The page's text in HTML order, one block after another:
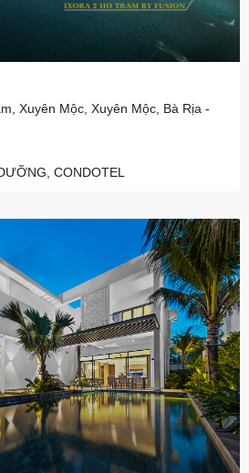
Xuyên Mộc, Xuyên Mộc, Bà Rịa -
CONDOTEL